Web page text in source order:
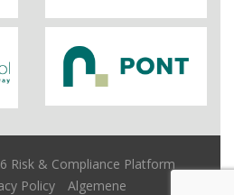
Risk & Compliance Platform
Policy Algemene